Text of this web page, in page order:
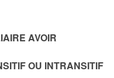
AVOIR
OU INTRANSITIF